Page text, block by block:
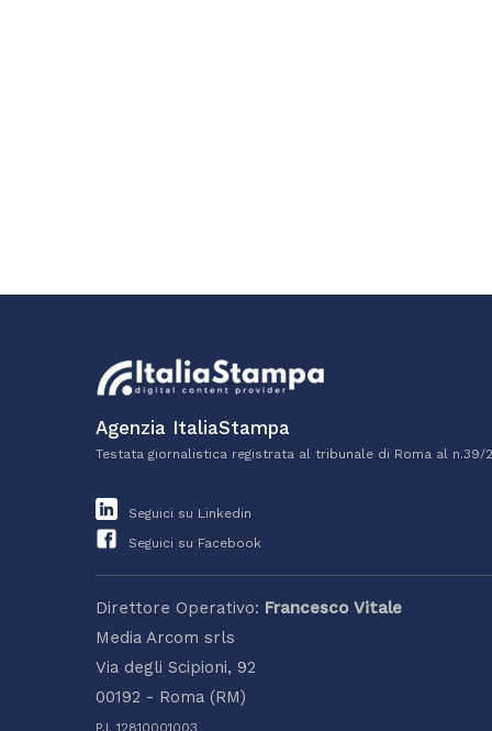
Agenzia ItaliaStampa
Testata giornalistica registrata al tribunale di Roma al n.39/
Seguici su Linkedin
Seguici su Facebook
Direttore Operativo: Francesco Vitale
Media Arcom srls
Via degli Scipioni, 92
00192 - Roma (RM)
P.I. 12810001003